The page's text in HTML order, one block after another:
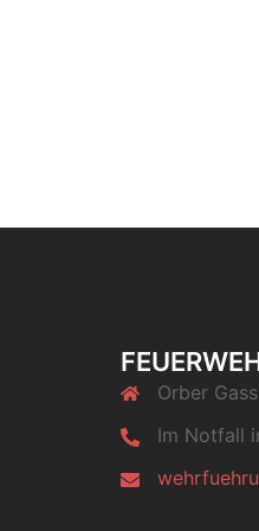
Orber
Im Notfall